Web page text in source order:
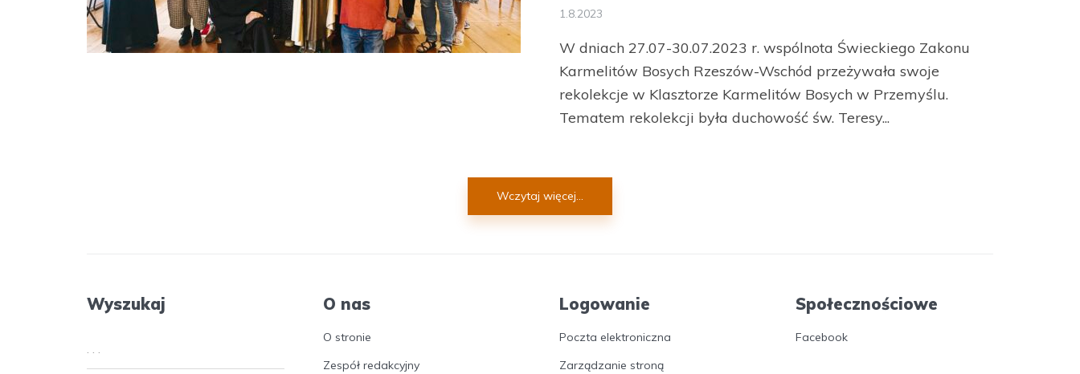
1.8.2023
W dniach 27.07-30.07.2023 r. wspólnota Świeckiego Zakonu
Karmelitów Bosych Rzeszów-Wschód przeżywała swoje
rekolekcje w Klasztorze Karmelitów Bosych w Przemyślu.
Tematem rekolekcji była duchowość św. Teresy...
Wczytaj więcej...
Wyszukaj O nas
O stronie
Zespół redakcyjny
Logowanie
Poczta elektroniczna
Zarządzanie stroną
Społecznościowe
Facebook